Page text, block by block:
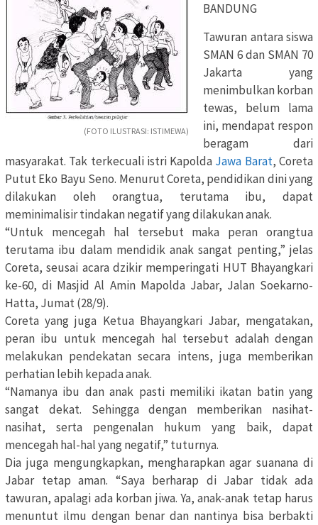
(FOTO ILUSTRASI: ISTIMEWA)
BANDUNG
Tawuran antara siswa
SMAN 6 dan SMAN 70
Jakarta yang
menimbulkan korban
tewas, belum lama
ini, mendapat respon
beragam dari
masyarakat. Tak terkecuali istri Kapolda Jawa Barat, Coreta
Putut Eko Bayu Seno. Menurut Coreta, pendidikan dini yang
dilakukan oleh orangtua, terutama ibu, dapat
meminimalisir tindakan negatif yang dilakukan anak.
“Untuk mencegah hal tersebut maka peran orangtua
terutama ibu dalam mendidik anak sangat penting,” jelas
Coreta, seusai acara dzikir memperingati HUT Bhayangkari
ke-60, di Masjid Al Amin Mapolda Jabar, Jalan Soekarno-
Hatta, Jumat (28/9).
Coreta yang juga Ketua Bhayangkari Jabar, mengatakan,
peran ibu untuk mencegah hal tersebut adalah dengan
melakukan pendekatan secara intens, juga memberikan
perhatian lebih kepada anak.
“Namanya ibu dan anak pasti memiliki ikatan batin yang
sangat dekat. Sehingga dengan memberikan nasihat-
nasihat, serta pengenalan hukum yang baik, dapat
mencegah hal-hal yang negatif,” tuturnya.
Dia juga mengungkapkan, mengharapkan agar suanana di
Jabar tetap aman. “Saya berharap di Jabar tidak ada
tawuran, apalagi ada korban jiwa. Ya, anak-anak tetap harus
menuntut ilmu dengan benar dan nantinya bisa berbakti